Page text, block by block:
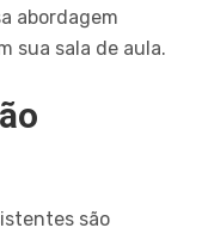
abordagem
sua sala de aula.
são